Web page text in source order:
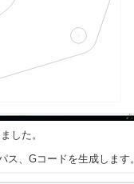
した。
ス、Gコードを生成します